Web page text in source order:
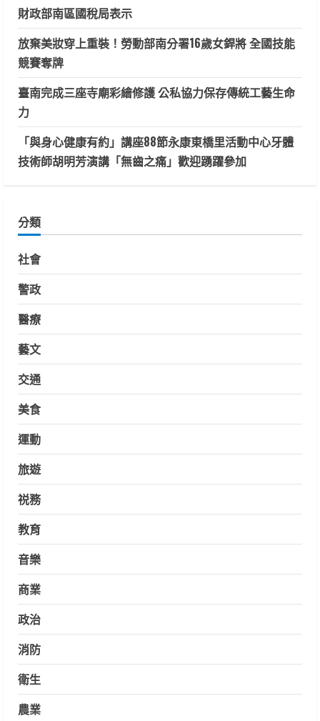
財政部南區國稅局表示
放棄美妝穿上重裝！勞動部南分署16歲女銲將 全國技能
競賽奪牌
臺南完成三座寺廟彩繪修護 公私協力保存傳統工藝生命
力
「與身心健康有約」講座88節永康東橋里活動中心牙體
技術師胡明芳演講「無齒之痛」歡迎踴躍參加
分類
社會
警政
醫療
藝文
交通
美食
運動
旅遊
祱務
教育
音樂
商業
政治
消防
衛生
農業